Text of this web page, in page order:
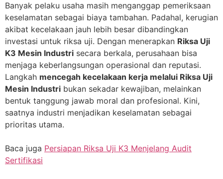
Banyak pelaku usaha masih menganggap pemeriksaan
keselamatan sebagai biaya tambahan. Padahal, kerugian
akibat kecelakaan jauh lebih besar dibandingkan
investasi untuk riksa uji. Dengan menerapkan Riksa Uji
K3 Mesin Industri secara berkala, perusahaan bisa
menjaga keberlangsungan operasional dan reputasi.
Langkah mencegah kecelakaan kerja melalui Riksa Uji
Mesin Industri bukan sekadar kewajiban, melainkan
bentuk tanggung jawab moral dan profesional. Kini,
saatnya industri menjadikan keselamatan sebagai
prioritas utama.
Baca juga Persiapan Riksa Uji K3 Menjelang Audit
Sertifikasi